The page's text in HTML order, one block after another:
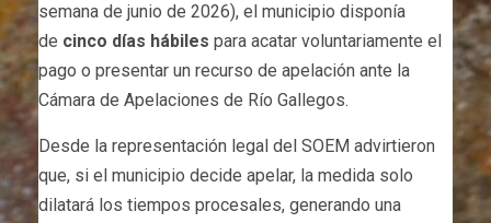
semana de junio de 2026), el municipio disponía
de cinco días hábiles para acatar voluntariamente el
pago o presentar un recurso de apelación ante la
Cámara de Apelaciones de Río Gallegos.
Desde la representación legal del SOEM advirtieron
que, si el municipio decide apelar, la medida solo
dilatará los tiempos procesales, generando una